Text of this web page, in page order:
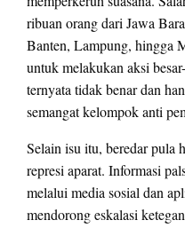
ribuan orang dari Jawa
Banten, Lampung, hingga
untuk melakukan aksi
ternyata tidak benar dan
semangat kelompok anti
Selain isu itu, beredar pula
represi aparat. Informasi
melalui media sosial dan
mendorong eskalasi